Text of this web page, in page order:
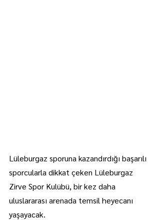
Lüleburgaz sporuna kazandırdığı başarılı
sporcularla dikkat çeken Lüleburgaz
Zirve Spor Kulübü, bir kez daha
uluslararası arenada temsil heyecanı
yaşayacak.